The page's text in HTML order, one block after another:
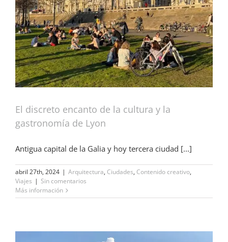
El discreto encanto de la cultura y la
gastronomía de Lyon
Antigua capital de la Galia y hoy tercera ciudad [...]
abril 27th, 2024 | Arquitectura, Ciudades, Contenido creativo,
Viajes | Sin comentarios
Más información